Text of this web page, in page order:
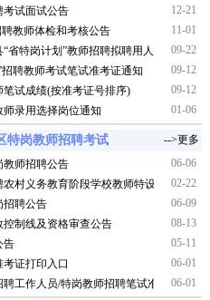
考试面试公告
12-21
教师体检和考核公告
11-01
省特岗计划”教师招聘拟聘用人员及岗位公
09-22
聘教师考试笔试准考证通知
09-12
笔试成绩(按准考证号排序)
09-12
师录用选择岗位通知
01-06
特岗教师招聘考试
-->更多
教师招聘公告
06-06
村义务教育阶段学校教师特设岗位公告
02-22
招聘公告
06-09
控制线及资格审查公告
08-13
告
05-11
证打印入口
06-01
工作人员/特岗教师招聘笔试准考证打印提
06-01